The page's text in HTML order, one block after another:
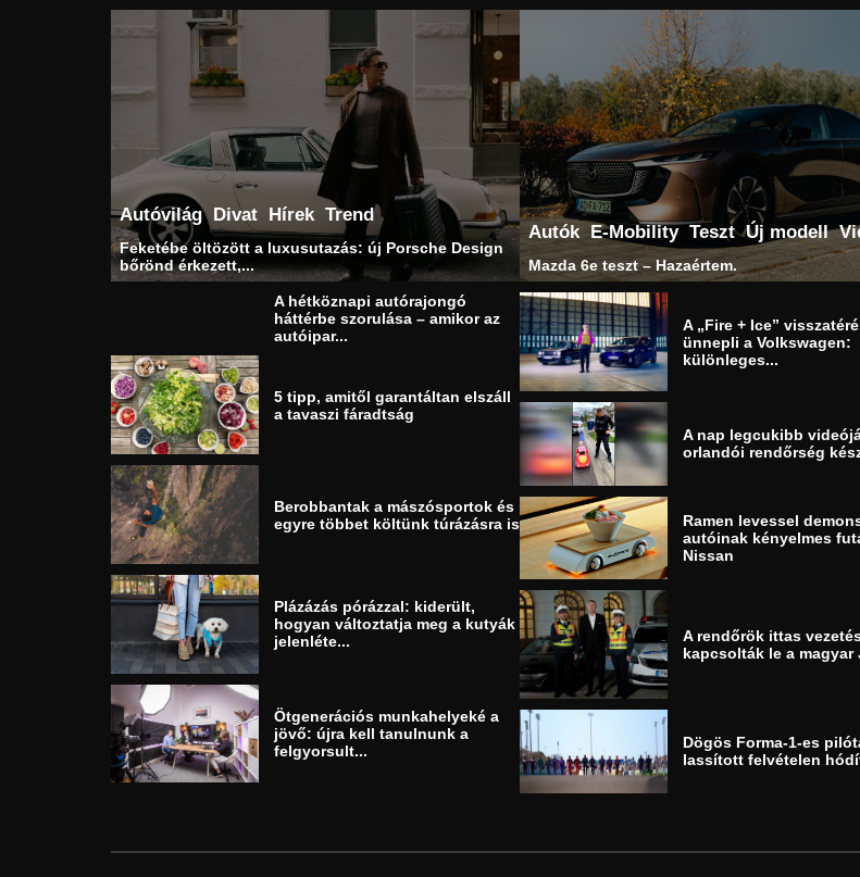
Autóvilág Divat Hírek Trend
Feketébe öltözött a luxusutazás: új Porsche Design
bőrönd érkezett,...
A hétköznapi autórajongó
háttérbe szorulása – amikor az
autóipar...
5 tipp, amitől garantáltan elszáll
a tavaszi fáradtság
Berobbantak a mászósportok és
egyre többet költünk túrázásra is
Plázázás pórázzal: kiderült,
hogyan változtatja meg a kutyák
jelenléte...
Ötgenerációs munkahelyeké a
jövő: újra kell tanulnunk a
felgyorsult...
Autók E-Mobility Teszt Új modell
Mazda 6e teszt – Hazaértem.
A „Fire + Ice”
ünnepli a Volkswagen:
különleges...
A nap legcukibb
orlandói rendőrség
Ramen levessel
autóinak kényelmes
Nissan
A rendőrök ittas
kapcsolták le a magyar
Dögös Forma-1-es
lassított felvételen